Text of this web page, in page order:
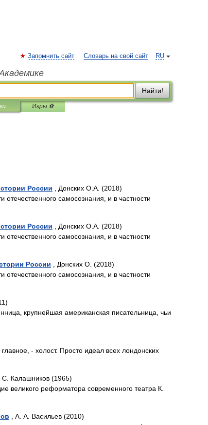
RU
Запомнить сайт Словарь на свой сайт
Найти!
Игры ⚽
России , Донских О.А. (2018)
отечественного самосознания, и в частности
России , Донских О.А. (2018)
отечественного самосознания, и в частности
России , Донских О. (2018)
отечественного самосознания, и в частности
крупнейшая американская писательница, чьи
- холост. Просто идеал всех лондонских
Калашников (1965)
великого реформатора современного театра К.
, А. А. Васильев (2010)